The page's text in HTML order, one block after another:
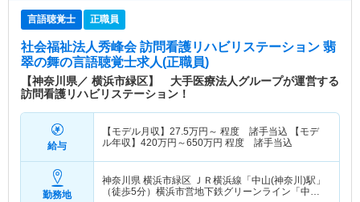
言語聴覚士 正職員
社会福祉法人秀峰会 訪問看護リハビリステーション 翡
翠の舞の言語聴覚士求人(正職員)
【神奈川県／ 横浜市緑区】 大手医療法人グループが運営する
訪問看護リハビリステーション！
給与
【モデル月収】 27.5万円～ 程度 諸手当込 【モデ
ル年収】 420万円～650万円 程度 諸手当込
勤務地
神奈川県 横浜市緑区 ＪＲ横浜線「中山(神奈川)駅」
（徒歩5分）横浜市営地下鉄グリーンライン「中山